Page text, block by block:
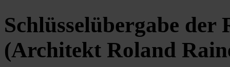
Schlüsselübergabe
(Architekt Roland